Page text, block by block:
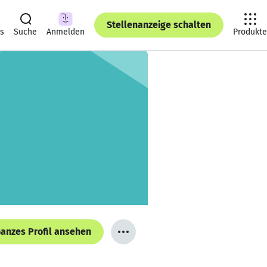
Suche Anmelden
Stellenanzeige schalten
Produkte
Profil ansehen